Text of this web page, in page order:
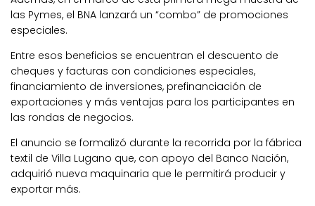
las Pymes, el BNA lanzará un “combo” de promociones
especiales.
Entre esos beneficios se encuentran el descuento de
cheques y facturas con condiciones especiales,
financiamiento de inversiones, prefinanciación de
exportaciones y más ventajas para los participantes en
las rondas de negocios.
El anuncio se formalizó durante la recorrida por la fábrica
textil de Villa Lugano que, con apoyo del Banco Nación,
adquirió nueva maquinaria que le permitirá producir y
exportar más.